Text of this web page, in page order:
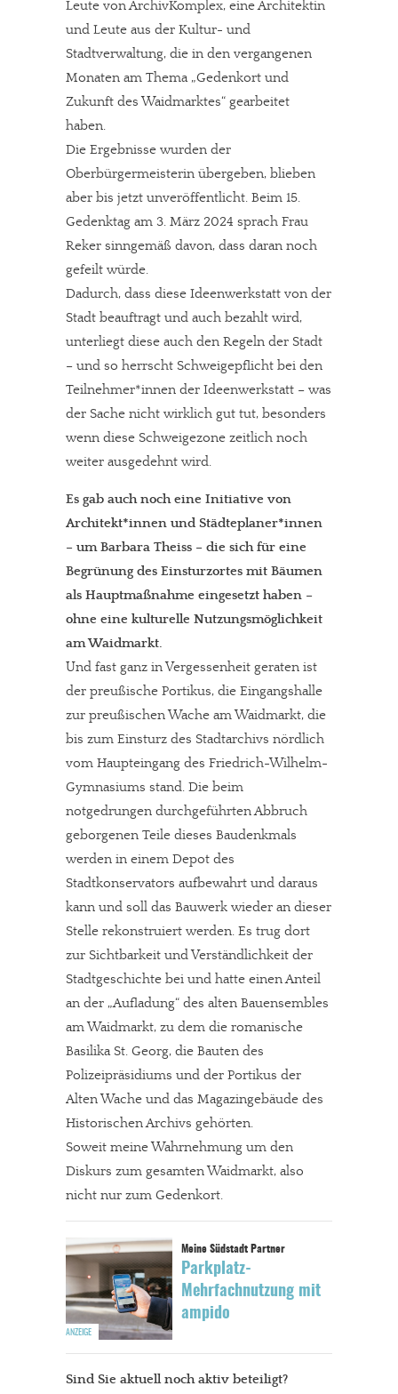
Leute von ArchivKomplex, eine Architektin
und Leute aus der Kultur- und
Stadtverwaltung, die in den vergangenen
Monaten am Thema „Gedenkort und
Zukunft des Waidmarktes“ gearbeitet
haben.
Die Ergebnisse wurden der
Oberbürgermeisterin übergeben, blieben
aber bis jetzt unveröffentlicht. Beim 15.
Gedenktag am 3. März 2024 sprach Frau
Reker sinngemäß davon, dass daran noch
gefeilt würde.
Dadurch, dass diese Ideenwerkstatt von der
Stadt beauftragt und auch bezahlt wird,
unterliegt diese auch den Regeln der Stadt
– und so herrscht Schweigepflicht bei den
Teilnehmer*innen der Ideenwerkstatt – was
der Sache nicht wirklich gut tut, besonders
wenn diese Schweigezone zeitlich noch
weiter ausgedehnt wird.
Es gab auch noch eine Initiative von
Architekt*innen und Städteplaner*innen
– um Barbara Theiss – die sich für eine
Begrünung des Einsturzortes mit Bäumen
als Hauptmaßnahme eingesetzt haben –
ohne eine kulturelle Nutzungsmöglichkeit
am Waidmarkt.
Und fast ganz in Vergessenheit geraten ist
der preußische Portikus, die Eingangshalle
zur preußischen Wache am Waidmarkt, die
bis zum Einsturz des Stadtarchivs nördlich
vom Haupteingang des Friedrich-Wilhelm-
Gymnasiums stand. Die beim
notgedrungen durchgeführten Abbruch
geborgenen Teile dieses Baudenkmals
werden in einem Depot des
Stadtkonservators aufbewahrt und daraus
kann und soll das Bauwerk wieder an dieser
Stelle rekonstruiert werden. Es trug dort
zur Sichtbarkeit und Verständlichkeit der
Stadtgeschichte bei und hatte einen Anteil
an der „Aufladung“ des alten Bauensembles
am Waidmarkt, zu dem die romanische
Basilika St. Georg, die Bauten des
Polizeipräsidiums und der Portikus der
Alten Wache und das Magazingebäude des
Historischen Archivs gehörten.
Soweit meine Wahrnehmung um den
Diskurs zum gesamten Waidmarkt, also
nicht nur zum Gedenkort.
Parkplatz-
Mehrfachnutzung mit
ampido
Sind Sie aktuell noch aktiv beteiligt?